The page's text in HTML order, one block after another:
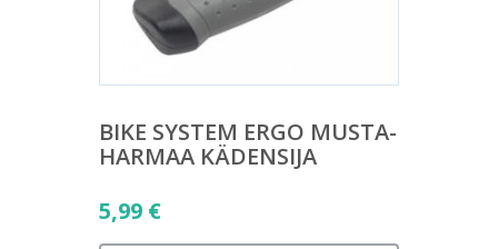
BIKE SYSTEM ERGO MUSTA-
HARMAA KÄDENSIJA
5,99 €